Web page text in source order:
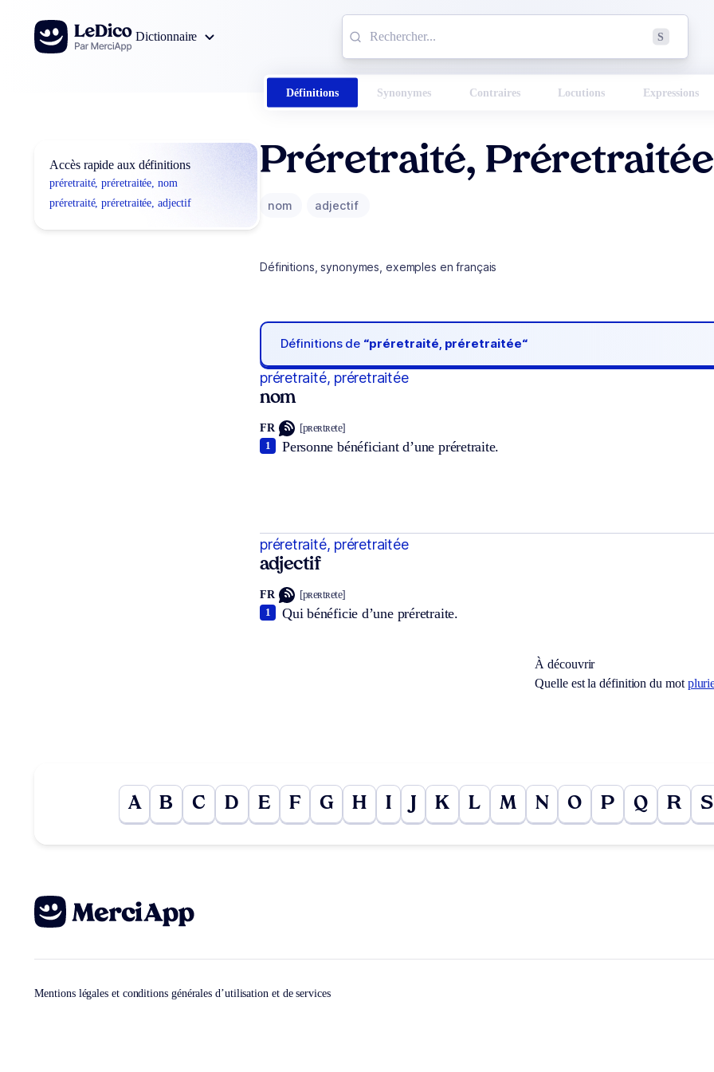
Aller au contenu
Dictionnaire
S
Définitions Synonymes Contraires Locutions Expressions
Accès rapide aux définitions
préretraité, préretraitée, nom
préretraité, préretraitée, adjectif
Préretraité, Préretraitée
nom adjectif
Définitions, synonymes, exemples en français
Définitions de “préretraité, préretraitée“
préretraité, préretraitée
nom
FR [pʀeʀtʀete]
Personne bénéficiant d’une préretraite.
1
préretraité, préretraitée
adjectif
FR [pʀeʀtʀete]
Qui bénéficie d’une préretraite.
1
À découvrir
Quelle est la définition du mot
A B C D E F G H I K L M N O P Q R S
Mentions légales et conditions générales d’utilisation et de services